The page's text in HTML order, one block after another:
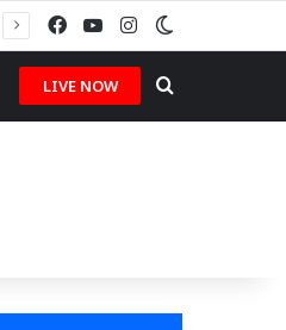
FacebookYouTubeInstagram
LIVE NOW Search for